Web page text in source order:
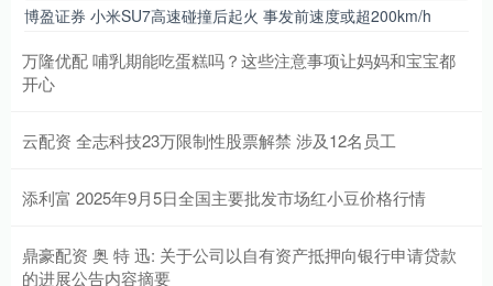
博盈证券 小米SU7高速碰撞后起火 事发前速度或超200km/h
万隆优配 哺乳期能吃蛋糕吗？这些注意事项让妈妈和宝宝都
开心
云配资 全志科技23万限制性股票解禁 涉及12名员工
添利富 2025年9月5日全国主要批发市场红小豆价格行情
鼎豪配资 奥 特 迅: 关于公司以自有资产抵押向银行申请贷款
的进展公告内容摘要